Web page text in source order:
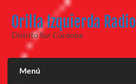
contenido
Orilla Izquierda Radio
Distrito Sur Córdoba
Menú